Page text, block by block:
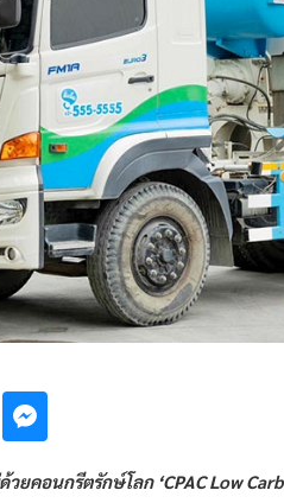
วยคอนกรีตรักษ์โลก ‘CPAC Low